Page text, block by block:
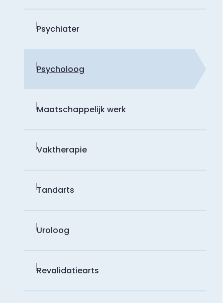
Psychiater
Psycholoog
Maatschappelijk werk
Vaktherapie
Tandarts
Uroloog
Revalidatiearts